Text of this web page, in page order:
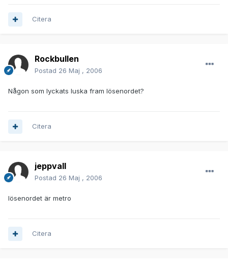
Citera
Rockbullen
Postad 26 Maj , 2006
Någon som lyckats luska fram lösenordet?
Citera
jeppvall
Postad 26 Maj , 2006
lösenordet är metro
Citera